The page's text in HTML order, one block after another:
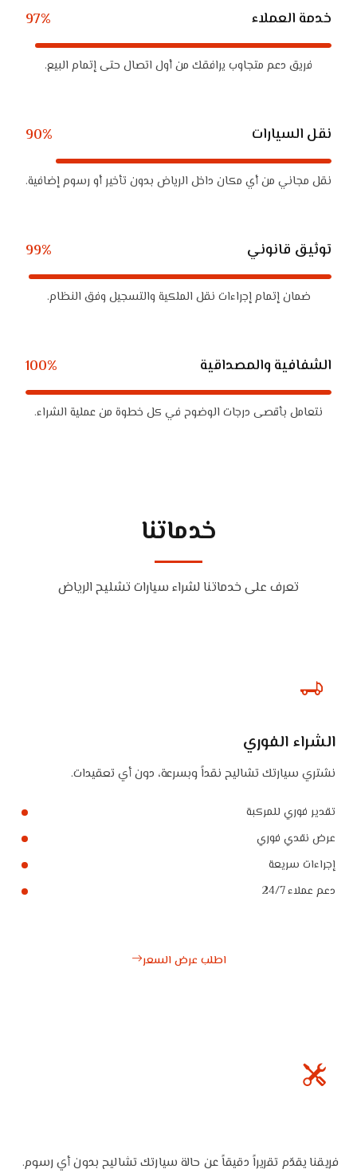
خدمة العملاء 97%
فريق دعم متجاوب يرافقك من أول اتصال حتى إتمام البيع.
نقل السيارات 90%
نقل مجاني من أي مكان داخل الرياض بدون تأخير أو رسوم إضافية.
توثيق قانوني 99%
ضمان إتمام إجراءات نقل الملكية والتسجيل وفق النظام.
الشفافية والمصداقية 100%
نتعامل بأقصى درجات الوضوح في كل خطوة من عملية الشراء.
خدماتنا
تعرف على خدماتنا لشراء سيارات تشليح الرياض
الشراء الفوري
نشتري سيارتك تشاليح نقداً وبسرعة، دون أي تعقيدات.
تقدير فوري للمركبة
عرض نقدي فوري
إجراءات سريعة
دعم عملاء 24/7
اطلب عرض السعر
فريقنا يقدّم تقريراً دقيقاً عن حالة سيارتك تشاليح بدون أي رسوم.